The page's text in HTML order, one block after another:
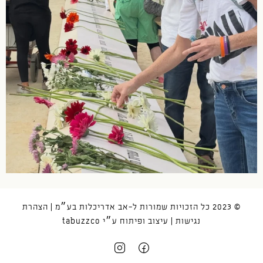
© 2023 כל הזכויות שמורות ל-אב אדריכלות בע״מ |
הצהרת
נגישות | עיצוב ופיתוח ע״י tabuzzco